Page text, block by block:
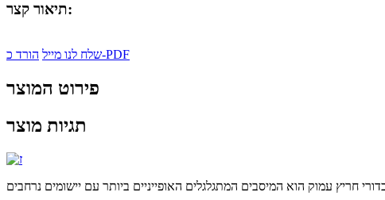
תיאור קצר:
שלח לנו מיילהורד כ-PDF
פירוט המוצר
תגיות מוצר